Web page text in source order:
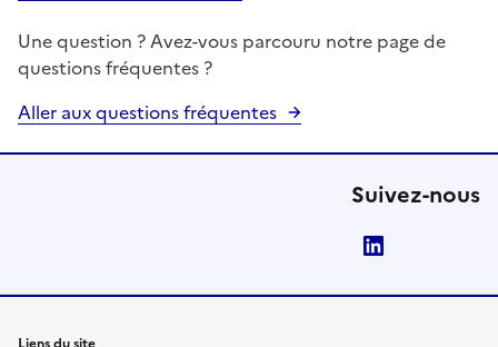
Une question ? Avez-vous parcouru notre page de
questions fréquentes ?
Aller aux questions fréquentes
Suivez-nous